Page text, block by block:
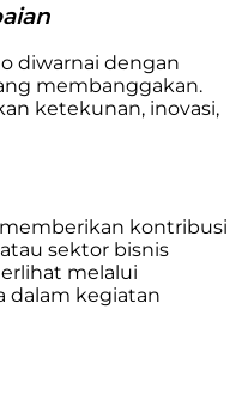
diwarnai dengan
membanggakan.
ketekunan, inovasi,
kontribusi
sektor bisnis
melalui
dalam kegiatan